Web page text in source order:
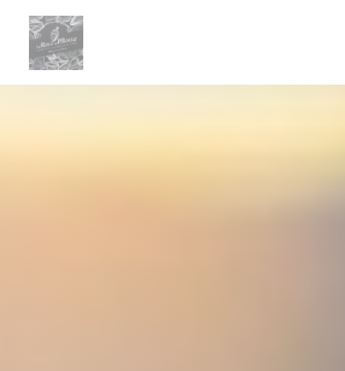
Personnalisation de vos choix en matière